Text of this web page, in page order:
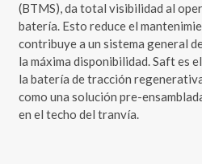
(BTMS), da total visibilidad al
batería. Esto reduce el
contribuye a un sistema general
la máxima disponibilidad. Saft es
la batería de tracción
como una solución pre-
en el techo del tranvía.